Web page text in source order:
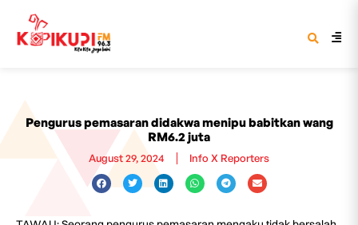
Pengurus pemasaran didakwa menipu babitkan wang
RM6.2 juta
August 29, 2024 Info X Reporters